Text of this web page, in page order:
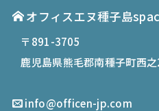
オフィスエヌ種子島
〒891-3705
鹿児島県熊毛郡南種子町西
info@officen-jp.com